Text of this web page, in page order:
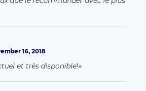
16, 2018
et très disponible!